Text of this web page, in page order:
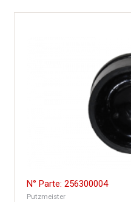
N° Parte: 256300004
Putzmeister